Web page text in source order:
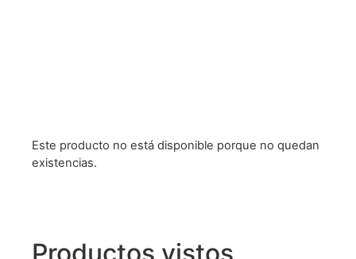
Este producto no está disponible porque no quedan
existencias.